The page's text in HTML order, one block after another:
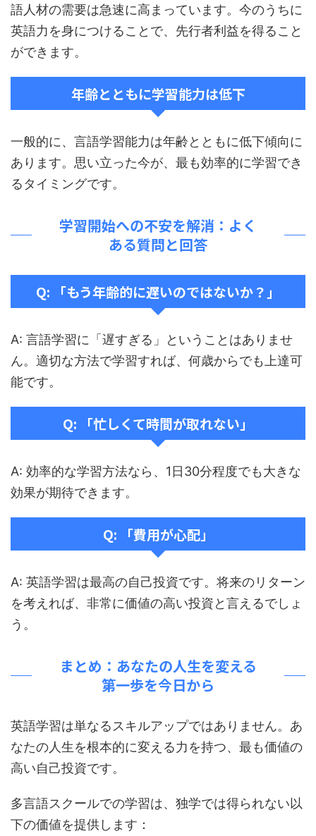
語人材の需要は急速に高まっています。今のうちに
英語力を身につけることで、先行者利益を得ること
ができます。
年齢とともに学習能力は低下
一般的に、言語学習能力は年齢とともに低下傾向に
あります。思い立った今が、最も効率的に学習でき
るタイミングです。
学習開始への不安を解消：よく
ある質問と回答
Q: 「もう年齢的に遅いのではないか？」
A: 言語学習に「遅すぎる」ということはありませ
ん。適切な方法で学習すれば、何歳からでも上達可
能です。
Q: 「忙しくて時間が取れない」
A: 効率的な学習方法なら、1日30分程度でも大きな
効果が期待できます。
Q: 「費用が心配」
A: 英語学習は最高の自己投資です。将来のリターン
を考えれば、非常に価値の高い投資と言えるでしょ
う。
まとめ：あなたの人生を変える
第一歩を今日から
英語学習は単なるスキルアップではありません。あ
なたの人生を根本的に変える力を持つ、最も価値の
高い自己投資です。
多言語スクールでの学習は、独学では得られない以
下の価値を提供します：